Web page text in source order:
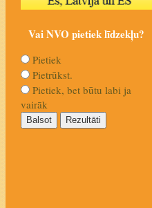
Vai NVO pietiek līdzekļu?
Pietiek
Pietrūkst.
Pietiek, bet būtu labi ja
vairāk